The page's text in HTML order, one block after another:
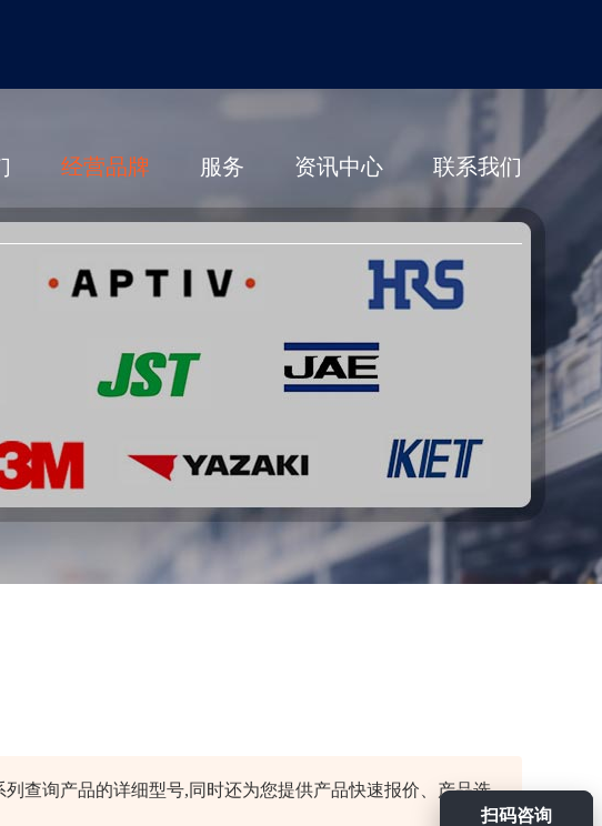
扫码咨询
经营品牌 服务 资讯中心 联系我们
查询产品的详细型号,同时还为您提供产品快速报价、产品选